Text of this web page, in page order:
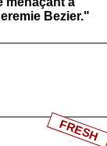
Bezier."
FRESH